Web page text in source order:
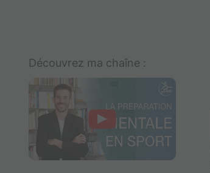
Découvrez ma chaîne :